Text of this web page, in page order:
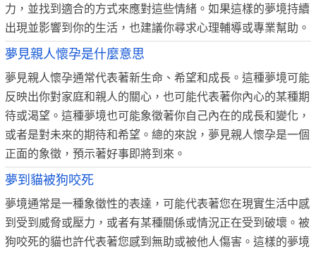
力，並找到適合的方式來應對這些情緒。如果這樣的夢境持續
出現並影響到你的生活，也建議你尋求心理輔導或專業幫助。
夢見親人懷孕是什麼意思
夢見親人懷孕通常代表著新生命、希望和成長。這種夢境可能
反映出你對家庭和親人的關心，也可能代表著你內心的某種期
待或渴望。這種夢境也可能象徵著你自己內在的成長和變化，
或者是對未來的期待和希望。總的來說，夢見親人懷孕是一個
正面的象徵，預示著好事即將到來。
夢到貓被狗咬死
夢境通常是一種象徵性的表達，可能代表著您在現實生活中感
到受到威脅或壓力，或者有某種關係或情況正在受到破壞。被
狗咬死的貓也許代表著您感到無助或被他人傷害。這樣的夢境